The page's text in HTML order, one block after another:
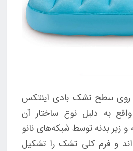
سطح تشک بادی اینتکس
به دلیل نوع ساختار آن
زیر بدنه توسط شبکه‌های نانو
و فرم کلی تشک را تشکیل